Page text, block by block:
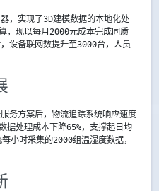
，实现了3D建模数据的本地化处
，现以每月2000元成本完成同质
设备联网数提升至3000台，人员
务方案后，物流追踪系统响应速度
据处理成本下降65%，支撑起日均
小时采集的2000组温湿度数据，